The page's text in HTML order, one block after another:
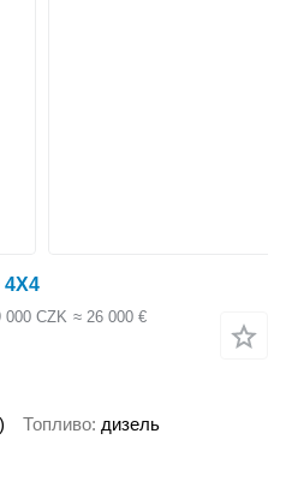
4X4
000 CZK ≈ 26 000 €
Топливо дизель